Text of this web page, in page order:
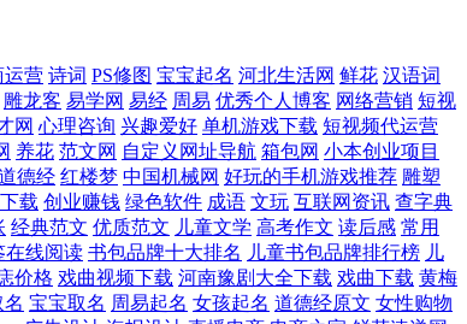
运营 诗词 PS修图 宝宝起名 河北生活网 鲜花 汉语词
雕龙客 易学网 易经 周易 优秀个人博客 网络营销 短视
网 心理咨询 兴趣爱好 单机游戏下载 短视频代运营
养花 范文网 自定义网址导航 箱包网 小本创业项目
德经 红楼梦 中国机械网 好玩的手机游戏推荐 雕塑
载 创业赚钱 绿色软件 成语 文玩 互联网资讯 查字典
经典范文 优质范文 儿童文学 高考作文 读后感 常用
在线阅读 书包品牌十大排名 儿童书包品牌排行榜 儿
价格 戏曲视频下载 河南豫剧大全下载 戏曲下载 黄梅
宝宝取名 周易起名 女孩起名 道德经原文 女性购物